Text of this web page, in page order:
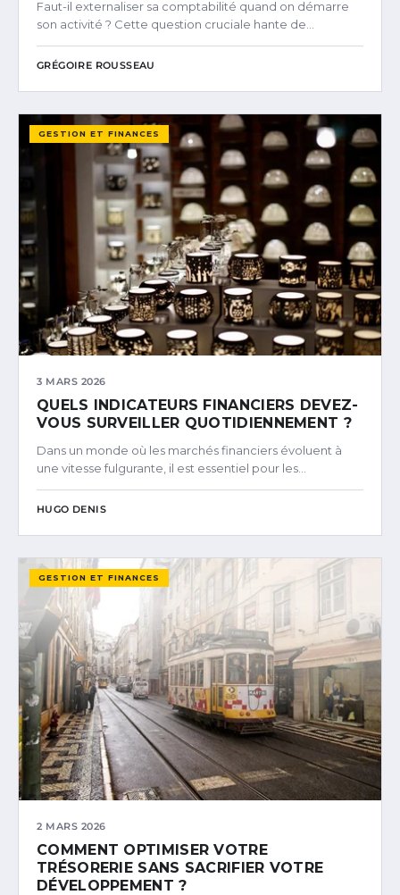
Faut-il externaliser sa comptabilité quand on démarre
son activité ? Cette question cruciale hante de…
GRÉGOIRE ROUSSEAU
GESTION ET FINANCES
3 MARS 2026
QUELS INDICATEURS FINANCIERS DEVEZ-
VOUS SURVEILLER QUOTIDIENNEMENT ?
Dans un monde où les marchés financiers évoluent à
une vitesse fulgurante, il est essentiel pour les…
HUGO DENIS
GESTION ET FINANCES
2 MARS 2026
COMMENT OPTIMISER VOTRE
TRÉSORERIE SANS SACRIFIER VOTRE
DÉVELOPPEMENT ?